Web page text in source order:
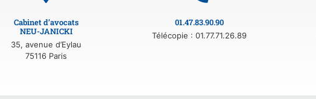
Cabinet d’avocats
NEU-JANICKI
35, avenue d’Eylau
75116 Paris
01.47.83.90.90
Télécopie : 01.77.71.26.89